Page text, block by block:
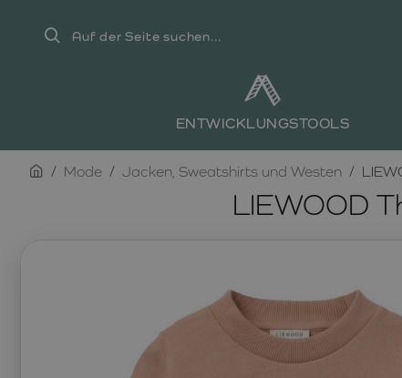
Auf
ENTWICKLUNGSTOOLS
LIEWOOD
homeMode Jacken, Sweatshirts und Westen